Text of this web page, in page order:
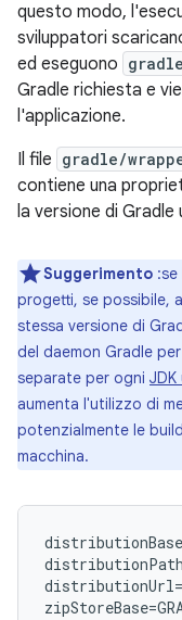
questo modo,
sviluppatori
ed eseguono
Gradle richiesta e
l'applicazione.
Il file gradle/
contiene una
la versione di Gradle
Suggerimento
progetti, se possibile,
stessa versione di
del daemon Gradle
separate per ogni
aumenta l'utilizzo di
potenzialmente le
macchina.